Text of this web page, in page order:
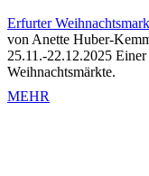
Erfurter
von Anette Huber-
25.11.-22.12.2025 Einer
Weihnachtsmärkte.
MEHR